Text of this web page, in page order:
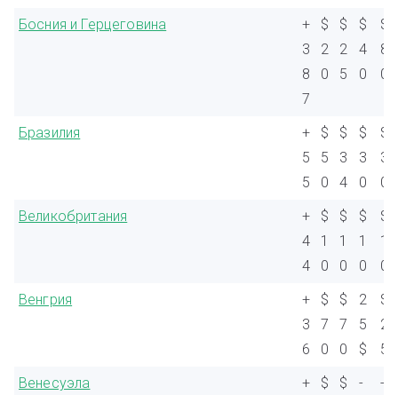
Босния и Герцеговина
+
3
8
7
$
2
0
$
2
5
$
4
0
$
8
0
Бразилия
+
5
5
$
5
0
$
3
4
$
3
0
$
3
0
Великобритания
+
4
4
$
1
0
$
1
0
$
1
0
$
1
0
Венгрия
+
3
6
$
7
0
$
7
0
2
5
$
$
2
5
Венесуэла
+
$
$
- -